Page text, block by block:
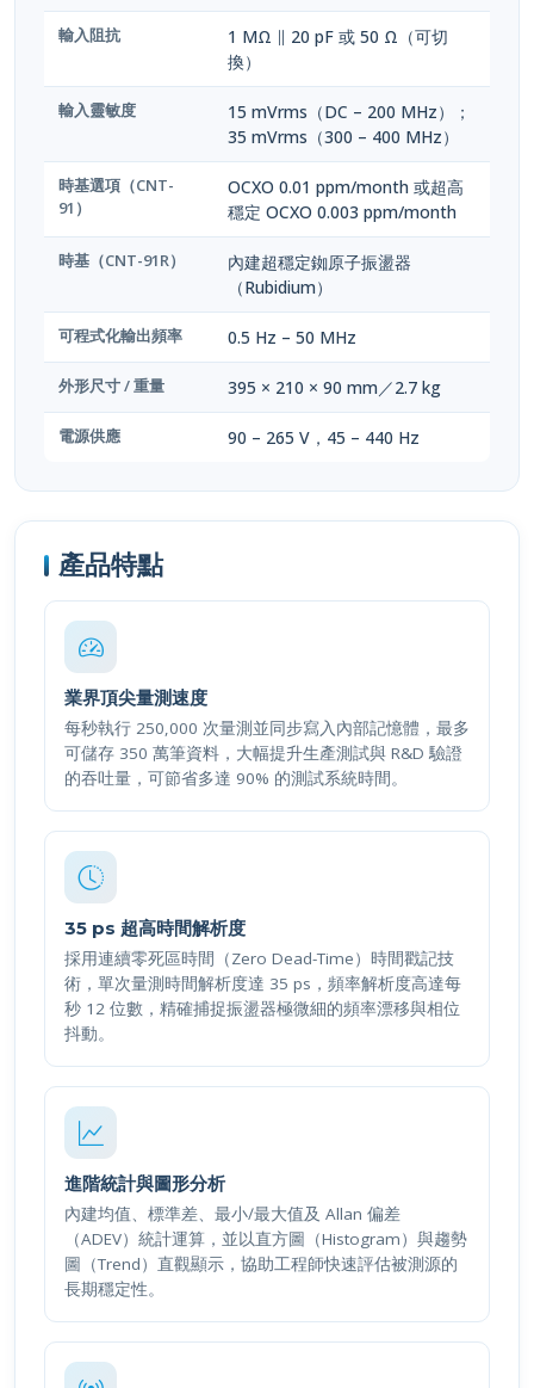
輸入阻抗
1 MΩ ∥ 20 pF 或 50 Ω（可切
換）
輸入靈敏度
15 mVrms（DC – 200 MHz）；
35 mVrms（300 – 400 MHz）
時基選項（CNT-
91）
OCXO 0.01 ppm/month 或超高
穩定 OCXO 0.003 ppm/month
時基（CNT-91R）
內建超穩定銣原子振盪器
（Rubidium）
可程式化輸出頻率 0.5 Hz – 50 MHz
外形尺寸 / 重量 395 × 210 × 90 mm／2.7 kg
電源供應 90 – 265 V，45 – 440 Hz
產品特點
業界頂尖量測速度
每秒執行 250,000 次量測並同步寫入內部記憶體，最多
可儲存 350 萬筆資料，大幅提升生產測試與 R&D 驗證
的吞吐量，可節省多達 90% 的測試系統時間。
35 ps 超高時間解析度
採用連續零死區時間（Zero Dead-Time）時間戳記技
術，單次量測時間解析度達 35 ps，頻率解析度高達每
秒 12 位數，精確捕捉振盪器極微細的頻率漂移與相位
抖動。
進階統計與圖形分析
內建均值、標準差、最小∕最大值及 Allan 偏差
（ADEV）統計運算，並以直方圖（Histogram）與趨勢
圖（Trend）直觀顯示，協助工程師快速評估被測源的
長期穩定性。